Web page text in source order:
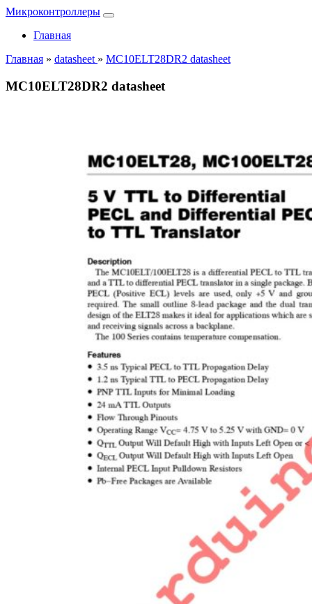
Микроконтроллеры
Главная
Главная » datasheet » MC10ELT28DR2 datasheet
MC10ELT28DR2 datasheet